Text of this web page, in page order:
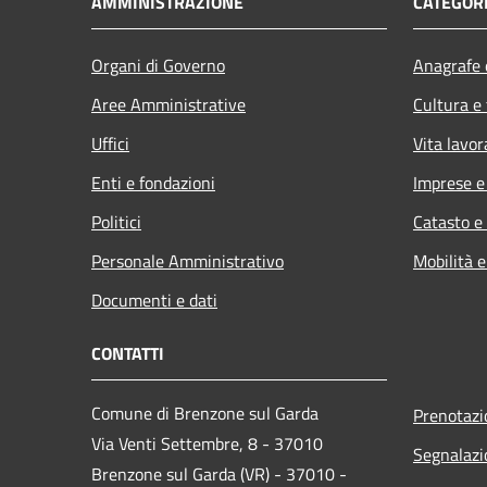
Organi di Governo
Aree Amministrative
Uffici
Enti e fondazioni
Politici
Personale Amministrativo
Documenti e dati
Cultura
Vita
Imprese
Catasto
Mobilità
CONTATTI
Comune di Brenzone sul Garda
Via Venti Settembre, 8 - 37010
Brenzone sul Garda (VR) - 37010 -